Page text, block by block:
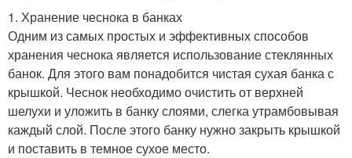
1. Хранение чеснока в банках
Одним из самых простых и эффективных способов
хранения чеснока является использование стеклянных
банок. Для этого вам понадобится чистая сухая банка с
крышкой. Чеснок необходимо очистить от верхней
шелухи и уложить в банку слоями, слегка утрамбовывая
каждый слой. После этого банку нужно закрыть крышкой
и поставить в темное сухое место.